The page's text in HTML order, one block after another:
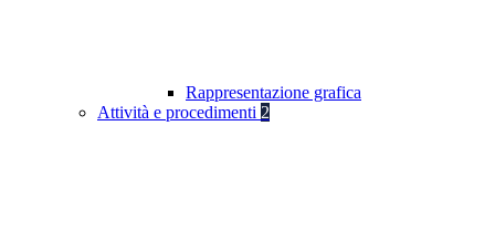
Rappresentazione grafica
Attività e procedimenti 2